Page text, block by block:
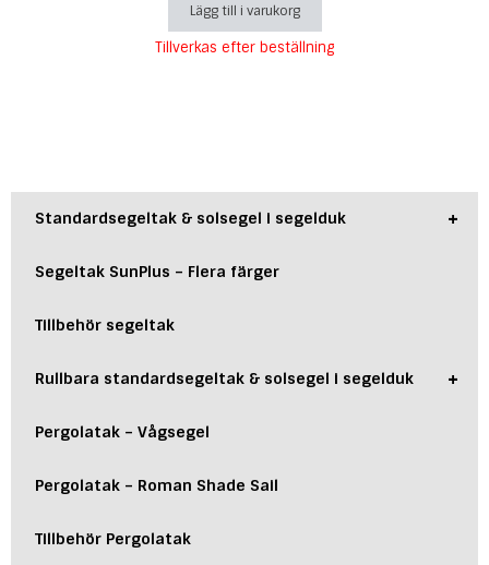
Lägg till i varukorg
Tillverkas efter beställning
+
Standardsegeltak & solsegel i segelduk
Segeltak SunPlus – Flera färger
Tillbehör segeltak
+
Rullbara standardsegeltak & solsegel i segelduk
Pergolatak – Vågsegel
Pergolatak – Roman Shade Sail
Tillbehör Pergolatak